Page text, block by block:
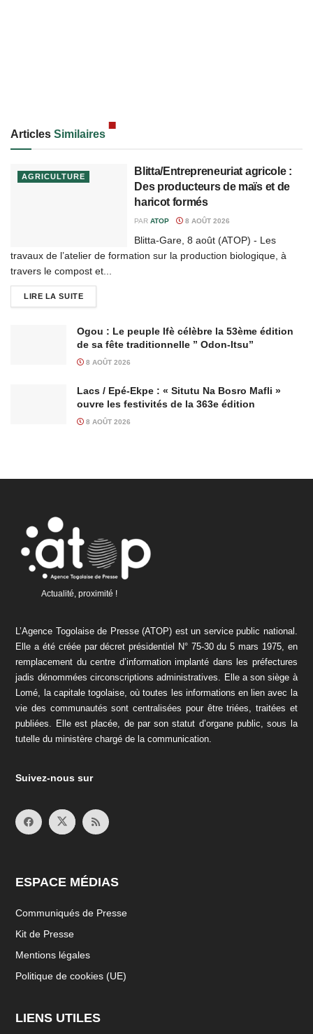
Articles Similaires
AGRICULTURE
Blitta/Entrepreneuriat agricole :
Des producteurs de maïs et de
haricot formés
PAR ATOP 8 AOÛT 2026
Blitta-Gare, 8 août (ATOP) - Les
travaux de l’atelier de formation sur la production biologique, à
travers le compost et...
LIRE LA SUITE
Ogou : Le peuple Ifè célèbre la 53ème édition
de sa fête traditionnelle ” Odon-Itsu”
8 AOÛT 2026
Lacs / Epé-Ekpe : « Situtu Na Bosro Mafli »
ouvre les festivités de la 363e édition
8 AOÛT 2026
Actualité, proximité !
L’Agence Togolaise de Presse (ATOP) est un service public national.
Elle a été créée par décret présidentiel N° 75-30 du 5 mars 1975, en
remplacement du centre d’information implanté dans les préfectures
jadis dénommées circonscriptions administratives. Elle a son siège à
Lomé, la capitale togolaise, où toutes les informations en lien avec la
vie des communautés sont centralisées pour être triées, traitées et
publiées. Elle est placée, de par son statut d’organe public, sous la
tutelle du ministère chargé de la communication.
Suivez-nous sur
ESPACE MÉDIAS
Communiqués de Presse
Kit de Presse
Mentions légales
Politique de cookies (UE)
LIENS UTILES